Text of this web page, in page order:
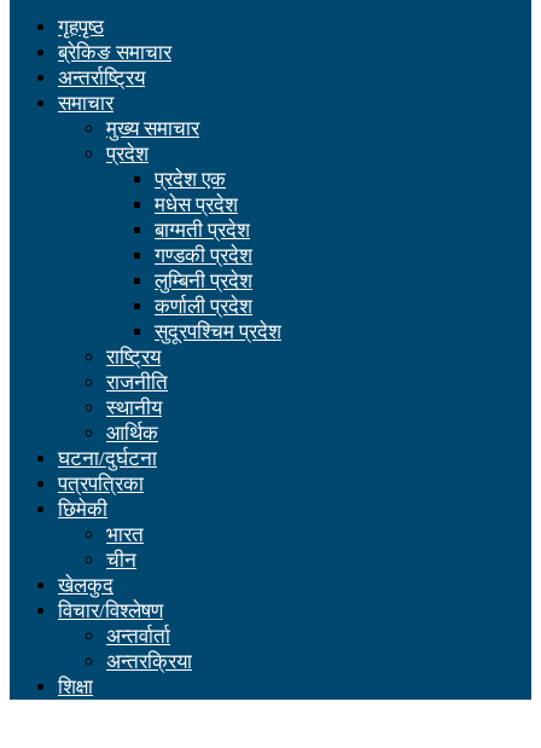
गृहपृष्ठ
ब्रेकिङ समाचार
अन्तर्राष्ट्रिय
समाचार
मुख्य समाचार
प्रदेश
प्रदेश एक
मधेस प्रदेश
बाग्मती प्रदेश
गण्डकी प्रदेश
लुम्बिनी प्रदेश
कर्णाली प्रदेश
सुदूरपश्चिम प्रदेश
राष्ट्रिय
राजनीति
स्थानीय
आर्थिक
घटना/दुर्घटना
पत्रपत्रिका
छिमेकी
भारत
चीन
खेलकुद
विचार/विश्लेषण
अन्तर्वार्ता
अन्तरक्रिया
शिक्षा